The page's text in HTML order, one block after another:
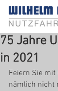
75 Jahre
in 2021
Feiern Sie mit
nämlich nicht